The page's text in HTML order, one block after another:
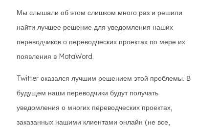
Мы слышали об этом слишком много раз и решили
найти лучшее решение для уведомления наших
переводчиков о переводческих проектах по мере их
появления в MotaWord.
Twitter оказался лучшим решением этой проблемы. В
будущем наши переводчики будут получать
уведомления о многих переводческих проектах,
заказанных нашими клиентами онлайн (не все,